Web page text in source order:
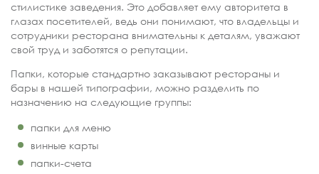
стилистике заведения. Это добавляет ему авторитета в
глазах посетителей, ведь они понимают, что владельцы и
сотрудники ресторана внимательны к деталям, уважают
свой труд и заботятся о репутации.
Папки, которые стандартно заказывают рестораны и
бары в нашей типографии, можно разделить по
назначению на следующие группы:
папки для меню
винные карты
папки-счета